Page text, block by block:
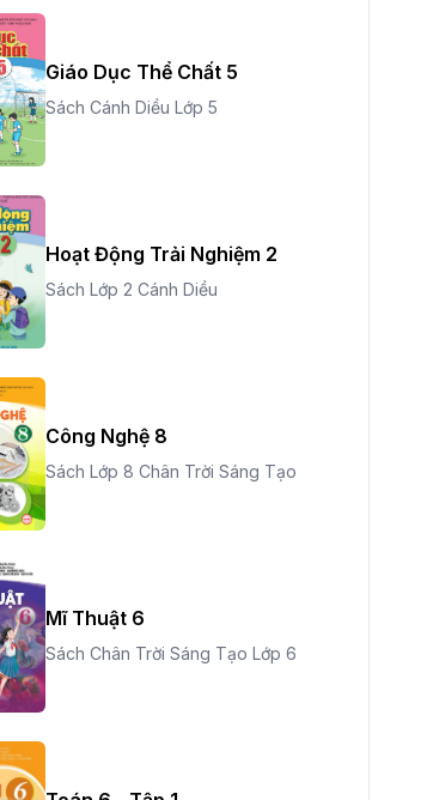
Giáo Dục Thể Chất 5
Sách Cánh Diều Lớp 5
Hoạt Động Trải Nghiệm 2
Sách Lớp 2 Cánh Diều
Công Nghệ 8
Sách Lớp 8 Chân Trời Sáng Tạo
Mĩ Thuật 6
Sách Chân Trời Sáng Tạo Lớp 6